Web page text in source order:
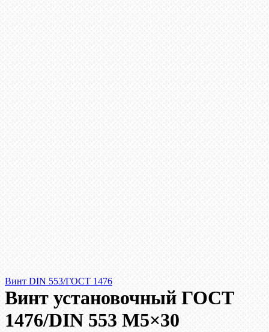
Винт DIN 553/ГОСТ 1476
Винт установочный ГОСТ
1476/DIN 553 М5×30